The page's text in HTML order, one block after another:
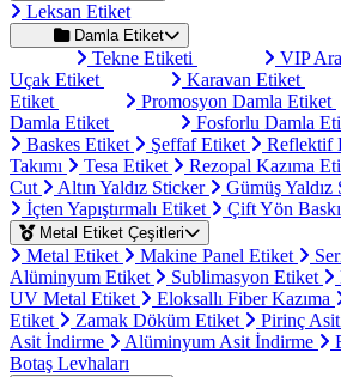
Leksan Etiket
Damla Etiket
Tekne Etiketi
VIP
Uçak Etiket
Karavan Etiket
Etiket
Promosyon Damla Etiket
Damla Etiket
Fosforlu Damla
Baskes Etiket
Şeffaf Etiket Reflektif
Takımı
Tesa Etiket Rezopal Kazıma
Cut
Altın Yaldız Sticker Gümüş Yaldız
İçten Yapıştırmalı Etiket
Çift Yön
Metal Etiket Çeşitleri
Metal Etiket Makine Panel Etiket
Alüminyum Etiket
Sublimasyon Etiket
UV Metal Etiket
Eloksallı Fiber Kazıma
Etiket
Zamak Döküm Etiket Pirinç
Asit İndirme
Alüminyum Asit İndirme
Botaş Levhaları